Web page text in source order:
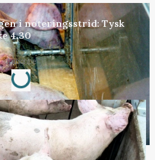
i noteringsstrid: Tysk
4,30
Annonce